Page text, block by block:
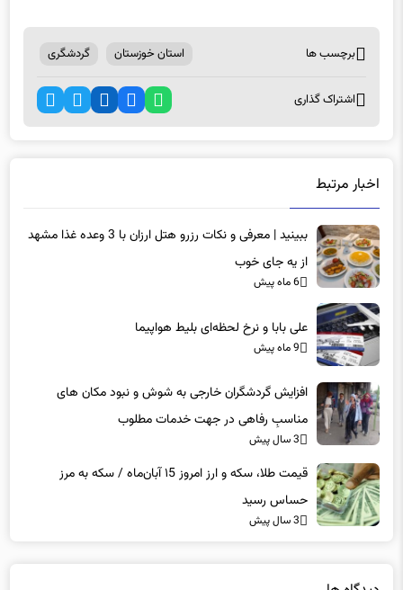
برچسب ها استان خوزستان گردشگری
اشتراک گذاری
اخبار مرتبط
ببینید | معرفی و نکات رزرو هتل ارزان با 3 وعده غذا مشهد
از یه‌ جای‌ خوب
6 ماه پیش
علی‌ بابا و نرخ لحظه‌ای بلیط هواپیما
9 ماه پیش
افزایش گردشگران خارجی به شوش و نبود مکان های
مناسبِ رفاهی در جهت خدمات مطلوب
3 سال پیش
قیمت طلا، سکه و ارز امروز ۱5 آبان‌ماه / سکه به مرز
حساس رسید
3 سال پیش